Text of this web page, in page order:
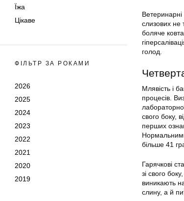
Їжа
Цікаве
ФІЛЬТР ЗА РОКАМИ
2026
2025
2024
2023
2022
2021
2020
2019
слизових не
боляче
голод.
Млявість і
процесів.
свого боку,
перших
більше 41
Гарячкові
зі свого
виникають
слину, а й